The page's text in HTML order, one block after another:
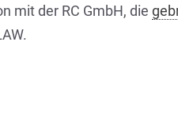
mit der RC GmbH, die